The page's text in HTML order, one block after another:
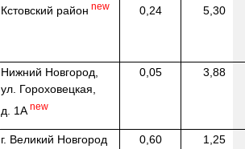
Кстовский район new 0,24 5,30
Нижний Новгород,
ул. Гороховецкая,
д. 1А new
0,05 3,88
г. Великий Новгород 0,60 1,25